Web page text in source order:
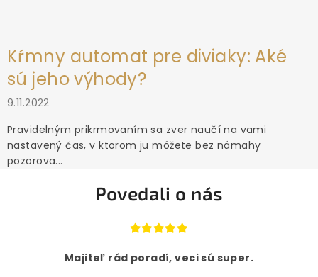
Kŕmny automat pre diviaky: Aké
sú jeho výhody?
9.11.2022
Pravidelným prikrmovaním sa zver naučí na vami
nastavený čas, v ktorom ju môžete bez námahy
pozorova...
Povedali o nás
Majiteľ rád poradí, veci sú super.